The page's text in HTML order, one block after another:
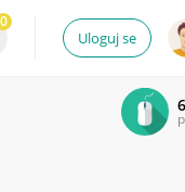
Uloguj se
0